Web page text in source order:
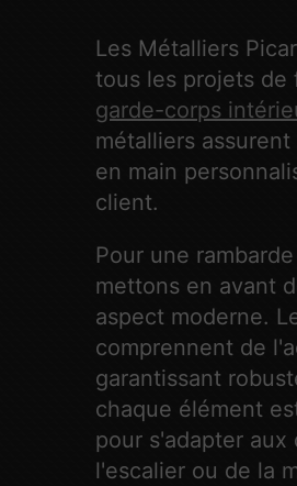
Les Métalliers
tous les projets de
garde-corps
métalliers
en main
client.
Pour une
mettons en avant
aspect moderne.
comprennent de
garantissant
chaque élément
pour s'adapter
l'escalier ou de la